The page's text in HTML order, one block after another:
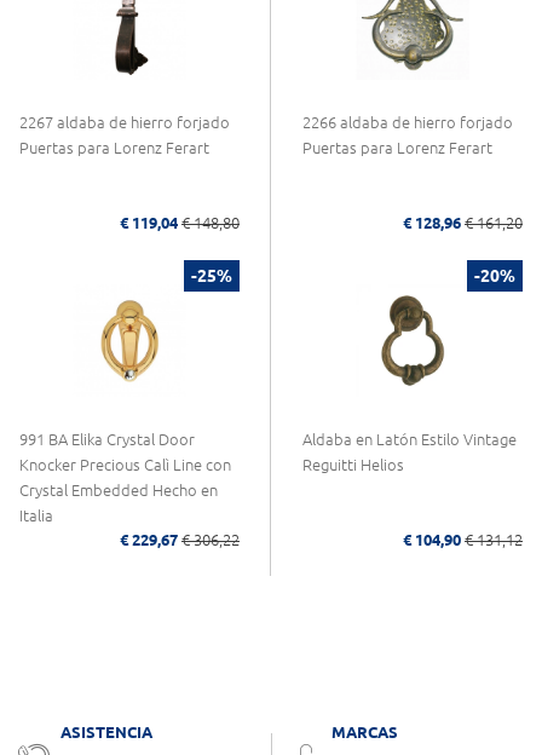
2267 aldaba de hierro forjado
Puertas para Lorenz Ferart
€ 119,04 € 148,80
2266 aldaba de hierro forjado
Puertas para Lorenz Ferart
€ 128,96 € 161,20
-25%
991 BA Elika Crystal Door
Knocker Precious Calì Line con
Crystal Embedded Hecho en
Italia
€ 229,67 € 306,22
-20%
Aldaba en Latón Estilo Vintage
Reguitti Helios
€ 104,90 € 131,12
ASISTENCIA MARCAS